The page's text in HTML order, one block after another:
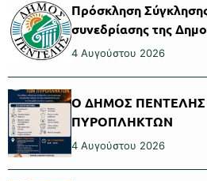
Πρόσκληση
συνεδρίασης της
4 Αυγούστου 2026
Ο ΔΗΜΟΣ
ΠΥΡΟΠΛΗΚΤΩΝ
4 Αυγούστου 2026